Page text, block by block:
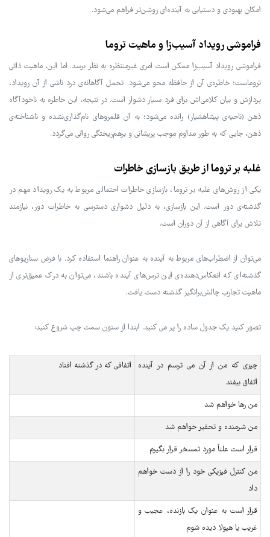
امکان بهبودی و دستیابی به آینده‌ای روشن‌تر فراهم می‌شود.
فراموشی رویداد آسیب‌زا و ماهیت تروما
فراموشی رویداد آسیب‌زا ممکن است امری غیرمنتظره به نظر برسد. اما این، ماهیت ذاتی
تروماست؛ خاطره‌ی آن از حافظه محو می‌شود. تحمل آگاهانه‌ی درد ناشی از آن رویداد،
پردازش و بیان کلامی‌اش برای فرد بسیار دشوار است. در نتیجه، این خاطره به ناخودآگاه
ذهن (ناحیه‌ی پیشاهشیار) رانده می‌شود؛ به آن قلمروهای نام‌گذاری‌نشده و ناشناخته‌ی
ذهن، جایی که به طور مداوم موجب پریشانی و برهم‌ریختگی روانی می‌گردد.
غلبه بر تروما از طریق بازسازی خاطرات
یکی از روش‌های غلبه بر تروما، بازسازی خاطرات احتمالی مربوط به یک رویداد مهم در
گذشته‌ی دور است. این بازسازی، به دلیل دشواری دسترسی به خاطرات دور، نیازمند
تلاش برای آگاهی از آن دوران است.
می‌توان از اضطراب‌های مربوط به آینده به عنوان راهنما استفاده کرد. با فرض سناریوهای
گذشته‌ای که انعکاس‌دهنده‌ی این ترس‌های آینده باشند، می‌توان به درک عمیق‌تری از
ماهیت تجارب چالش‌برانگیز گذشته دست یافت.
تصور کنید یک جدول ساده را پر می کنید. ابتدا از ستون سمت چپ شروع کنید:
چیزی که من از آن می ترسم در آینده
اتفاق بیفتد
اتفاقی که در گذشته افتاد
من رها خواهم شد
من شرمنده و تحقیر خواهم شد
قرار است علناً مورد تمسخر قرار بگیرم
من کنترل فیزیکی خود را از دست خواهم
داد
قرار است به عنوان یک بازنده، عجیب و
غریب یا هیولا دیده شوم